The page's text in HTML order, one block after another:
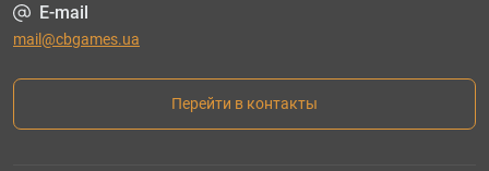
E-mail
mail@cbgames.ua
Перейти в контакты